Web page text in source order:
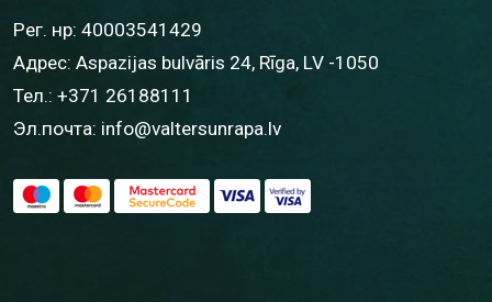
Рег. нр: 40003541429
Адрес: Aspazijas bulvāris 24, Rīga, LV -1050
Тел.: +371 26188111
Эл.почта: info@valtersunrapa.lv